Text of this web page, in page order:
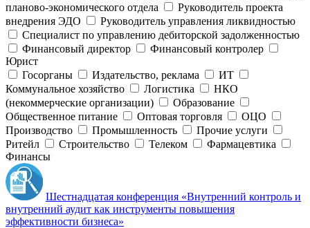
планово-экономического отдела
Руководитель проекта
внедрения ЭДО
Руководитель управления ликвидностью
Специалист по управлению дебиторской задолженностью
Финансовый директор
Финансовый контролер
Юрист
Госорганы
Издательство, реклама
ИТ
Коммунальное хозяйство
Логистика
НКО
(некоммерческие организации)
Образование
Общественное питание
Оптовая торговля
ОЦО
Производство
Промышленность
Прочие услуги
Ритейл
Строительство Телеком
Фармацевтика
Финансы
Шестнадцатая конференция «Внутренний контроль и
внутренний аудит как инструменты повышения
эффективности бизнеса»